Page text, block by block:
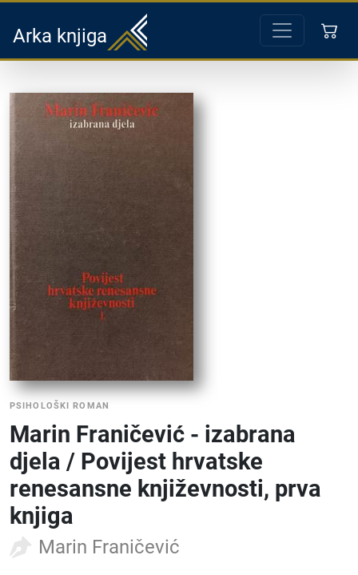
Arka knjiga
PSIHOLOŠKI ROMAN
Marin Franičević - izabrana
djela / Povijest hrvatske
renesansne književnosti, prva
knjiga
Marin Franičević